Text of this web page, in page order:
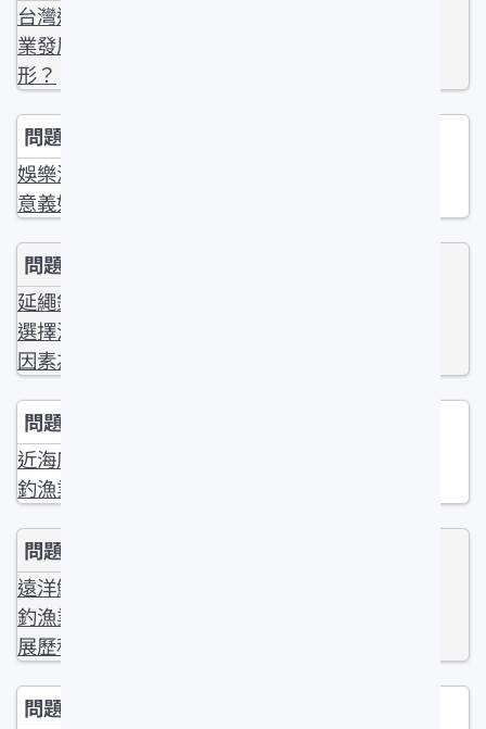
台灣遠洋漁
業發展的情
形？
娛樂漁業的
意義如何？
延繩釣漁場
選擇決定之
因素為何？
近海底延繩
釣漁業？
遠洋鮪延繩
釣漁業的發
展歷程？